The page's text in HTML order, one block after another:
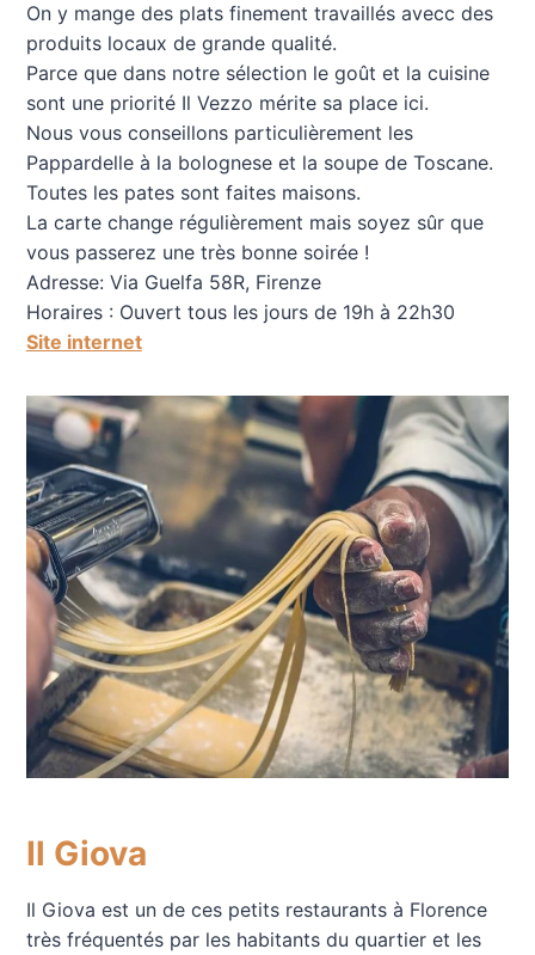
On y mange des plats finement travaillés avecc des
produits locaux de grande qualité.
Parce que dans notre sélection le goût et la cuisine
sont une priorité Il Vezzo mérite sa place ici.
Nous vous conseillons particulièrement les
Pappardelle à la bolognese et la soupe de Toscane.
Toutes les pates sont faites maisons.
La carte change régulièrement mais soyez sûr que
vous passerez une très bonne soirée !
Adresse: Via Guelfa 58R, Firenze
Horaires : Ouvert tous les jours de 19h à 22h30
Site internet
Il Giova
Il Giova est un de ces petits restaurants à Florence
très fréquentés par les habitants du quartier et les